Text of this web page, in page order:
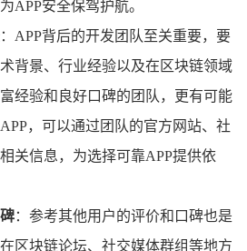
APP安全保驾护航。
：APP背后的开发团队至关重要，要
背景、行业经验以及在区块链领域
经验和良好口碑的团队，更有可能
，可以通过团队的官方网站、社
关信息，为选择可靠APP提供依
：参考其他用户的评价和口碑也是
区块链论坛、社交媒体群组等地方